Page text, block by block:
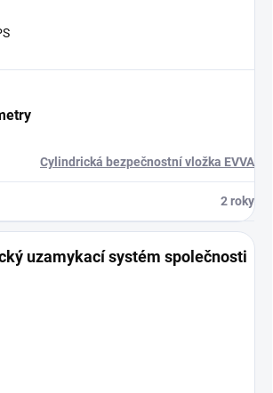
Cylindrická bezpečnostní vložka EVVA
2 roky
uzamykací systém společnosti